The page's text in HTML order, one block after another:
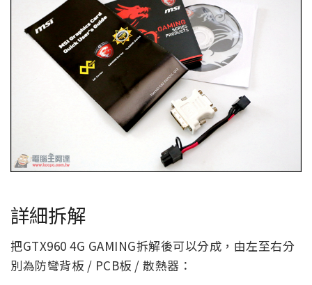
詳細拆解
把GTX960 4G GAMING拆解後可以分成，由左至右分
別為防彎背板 / PCB板 / 散熱器：